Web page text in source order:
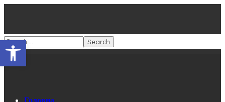
Головна
Відкрити Панель інструментів